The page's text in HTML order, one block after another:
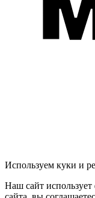
Используем куки и
Наш сайт